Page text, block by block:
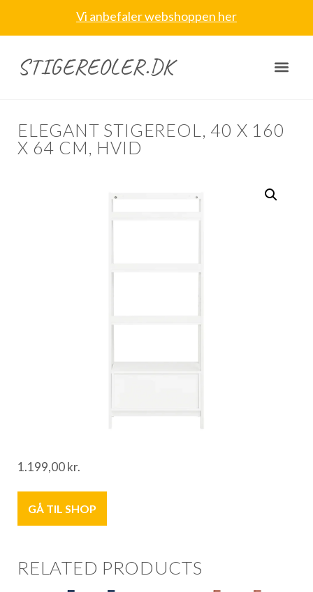
Vi anbefaler webshoppen her
STIGEREOLER.DK
ELEGANT STIGEREOL, 40 X 160
X 64 CM, HVID
1.199,00kr.
GÅ TIL SHOP
RELATED PRODUCTS